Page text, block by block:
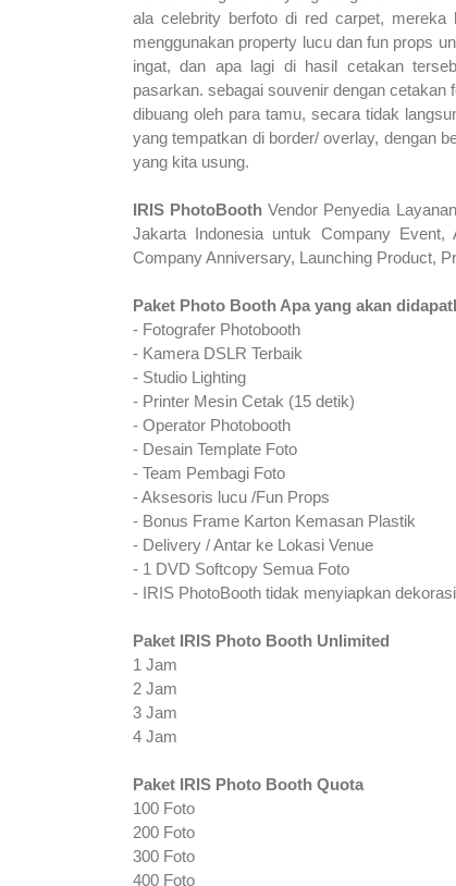
ala celebrity berfoto di red carpet, mereka
menggunakan property lucu dan fun props
ingat, dan apa lagi di hasil cetakan
pasarkan.sebagai souvenir dengan cetakan
dibuang oleh para tamu, secara tidak
yang tempatkan di border/ overlay, dengan
yang kita usung.
IRIS PhotoBooth Vendor Penyedia
Jakarta Indonesia untuk Company Event,
Company Anniversary, Launching Product,
Paket Photo Booth Apa yang akan
- Fotografer Photobooth
- Kamera DSLR Terbaik
- Studio Lighting
- Printer Mesin Cetak (15 detik)
- Operator Photobooth
- Desain Template Foto
- Team Pembagi Foto
- Aksesoris lucu /Fun Props
- Bonus Frame Karton Kemasan Plastik
- Delivery / Antar ke Lokasi Venue
- 1 DVD Softcopy Semua Foto
- IRIS PhotoBooth tidak menyiapkan
Paket IRIS Photo Booth Unlimited
1 Jam
2 Jam
3 Jam
4 Jam
Paket IRIS Photo Booth Quota
100 Foto
200 Foto
300 Foto
400 Foto